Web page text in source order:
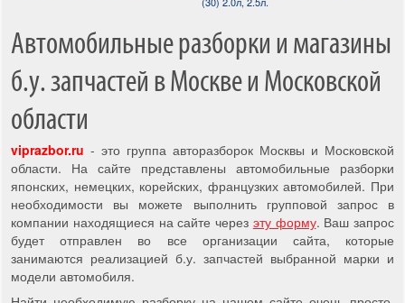
Автомобильные разборки и магазины
б.у. запчастей в Москве и Московской
области
viprazbor.ru - это группа авторазборок Москвы и Московской
области. На сайте представлены автомобильные разборки
японских, немецких, корейских, французких автомобилей. При
необходимости вы можете выполнить групповой запрос в
компании находящиеся на сайте через эту форму. Ваш запрос
будет отправлен во все организации сайта, которые
занимаются реализацией б.у. запчастей выбранной марки и
модели автомобиля.